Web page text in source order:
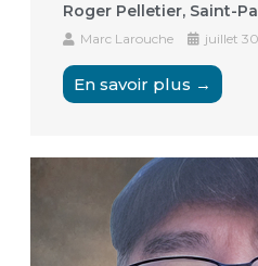
Roger Pelletier, Saint-
Marc Larouche juillet
En savoir plus →